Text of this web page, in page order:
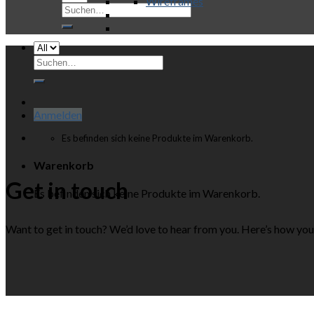
Suchen
nach:
Suchen
nach:
Anmelden
Es befinden sich keine Produkte im Warenkorb.
Warenkorb
Es befinden sich keine Produkte im Warenkorb.
Get in touch
Want to get in touch? We’d love to hear from you. Here’s how